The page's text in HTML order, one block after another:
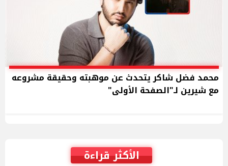
محمد فضل شاكر يتحدث عن موهبته وحقيقة مشروعه
مع شيرين لـ"الصفحة الأولى"
الأكثر قراءة